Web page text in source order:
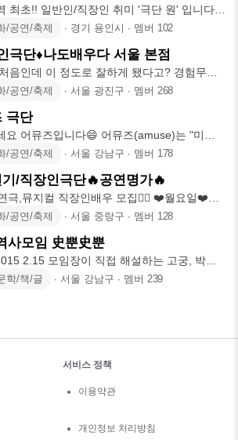
최초!! 일반인/직장인 취미 '극단 원' 입니다.
/공연/축제 ∙ 경기 용인시 ∙ 멤버 102
극단♦️나도배우다 서울 본점
음인데 이 정도로 잘하게 됐다고? 경험무관!
다면 O.
/공연/축제 ∙ 서울 광진구 ∙ 멤버 268
극단
즈입니다😄 어뮤즈(amuse)는 "미소
" "즐
/공연/축제 ∙ 서울 강남구 ∙ 멤버 178
/직장인극단🔥공연명가🔥
,뮤지컬 직장인배우 모집🙋‍♂️ ❤️월요일❤️연
/공연/축제 ∙ 서울 중랑구 ∙ 멤버 128
사모임 史뿐史뿐
직접 해설하는 고궁, 박물
학/책/글 ∙ 서울 강남구 ∙ 멤버 239
서비스 정책
이용약관
개인정보 처리방침